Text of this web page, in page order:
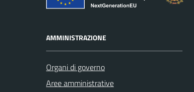
AMMINISTRAZIONE
Organi di governo
Aree amministrative